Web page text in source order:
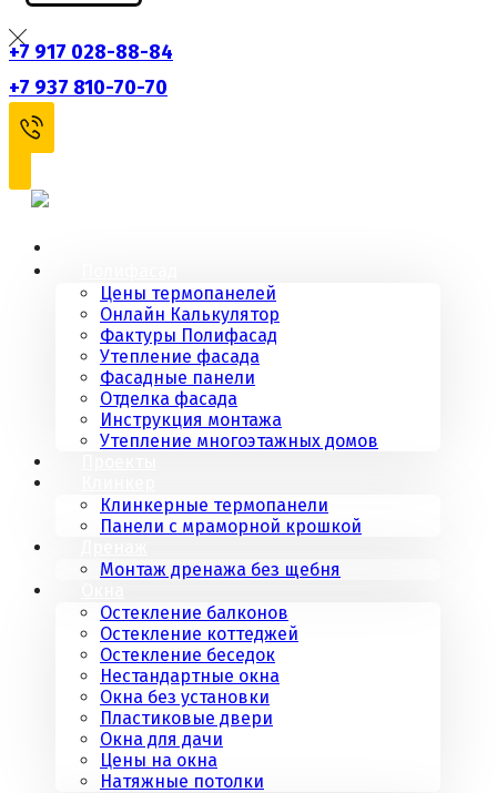
+7 917 028-88-84
+7 937 810-70-70
Цены термопанелей
Онлайн Калькулятор
Фактуры Полифасад
Утепление фасада
Фасадные панели
Отделка фасада
Инструкция монтажа
Утепление многоэтажных домов
Клинкерные термопанели
Панели с мраморной крошкой
Монтаж дренажа без щебня
Остекление балконов
Остекление коттеджей
Остекление беседок
Нестандартные окна
Окна без установки
Пластиковые двери
Окна для дачи
Цены на окна
Натяжные потолки